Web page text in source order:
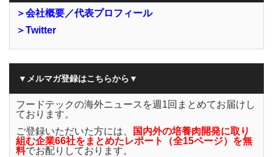
＞会社概要／代表プロフィール
＞Twitter
▼メルマガ登録はこちらから▼
フードテックの海外ニュースを週1回まとめてお届けし
ております。
ご登録いただいた方には、
国内外の培養肉開発に取り
組む企業66社をまとめたレポート（全15ページ）を無
料でお配りしております。